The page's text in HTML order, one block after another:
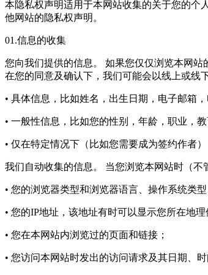
本隐私权声明适用于本网站收集的关于您的个
他网站的隐私权声明。
01.信息的收集
您向我们提供的信息。 如果您仅仅浏览本网
在您的同意及确认下，我们可能会以线上或线
• 具体信息，比如姓名，出生日期，电子邮箱
• 一般性信息，比如您的性别，年龄，职业，
• 仅在特定情况下（比如您需要成为签约作者
我们自动收集的信息。 当您浏览本网站时（不
• 您的浏览器类型和浏览器语言、操作系统类型
• 您的IP地址，该地址有时可以显示您所在地理
• 您在本网站内浏览过的页面和链接；
• 您访问本网站时发出的访问请求及其日期、